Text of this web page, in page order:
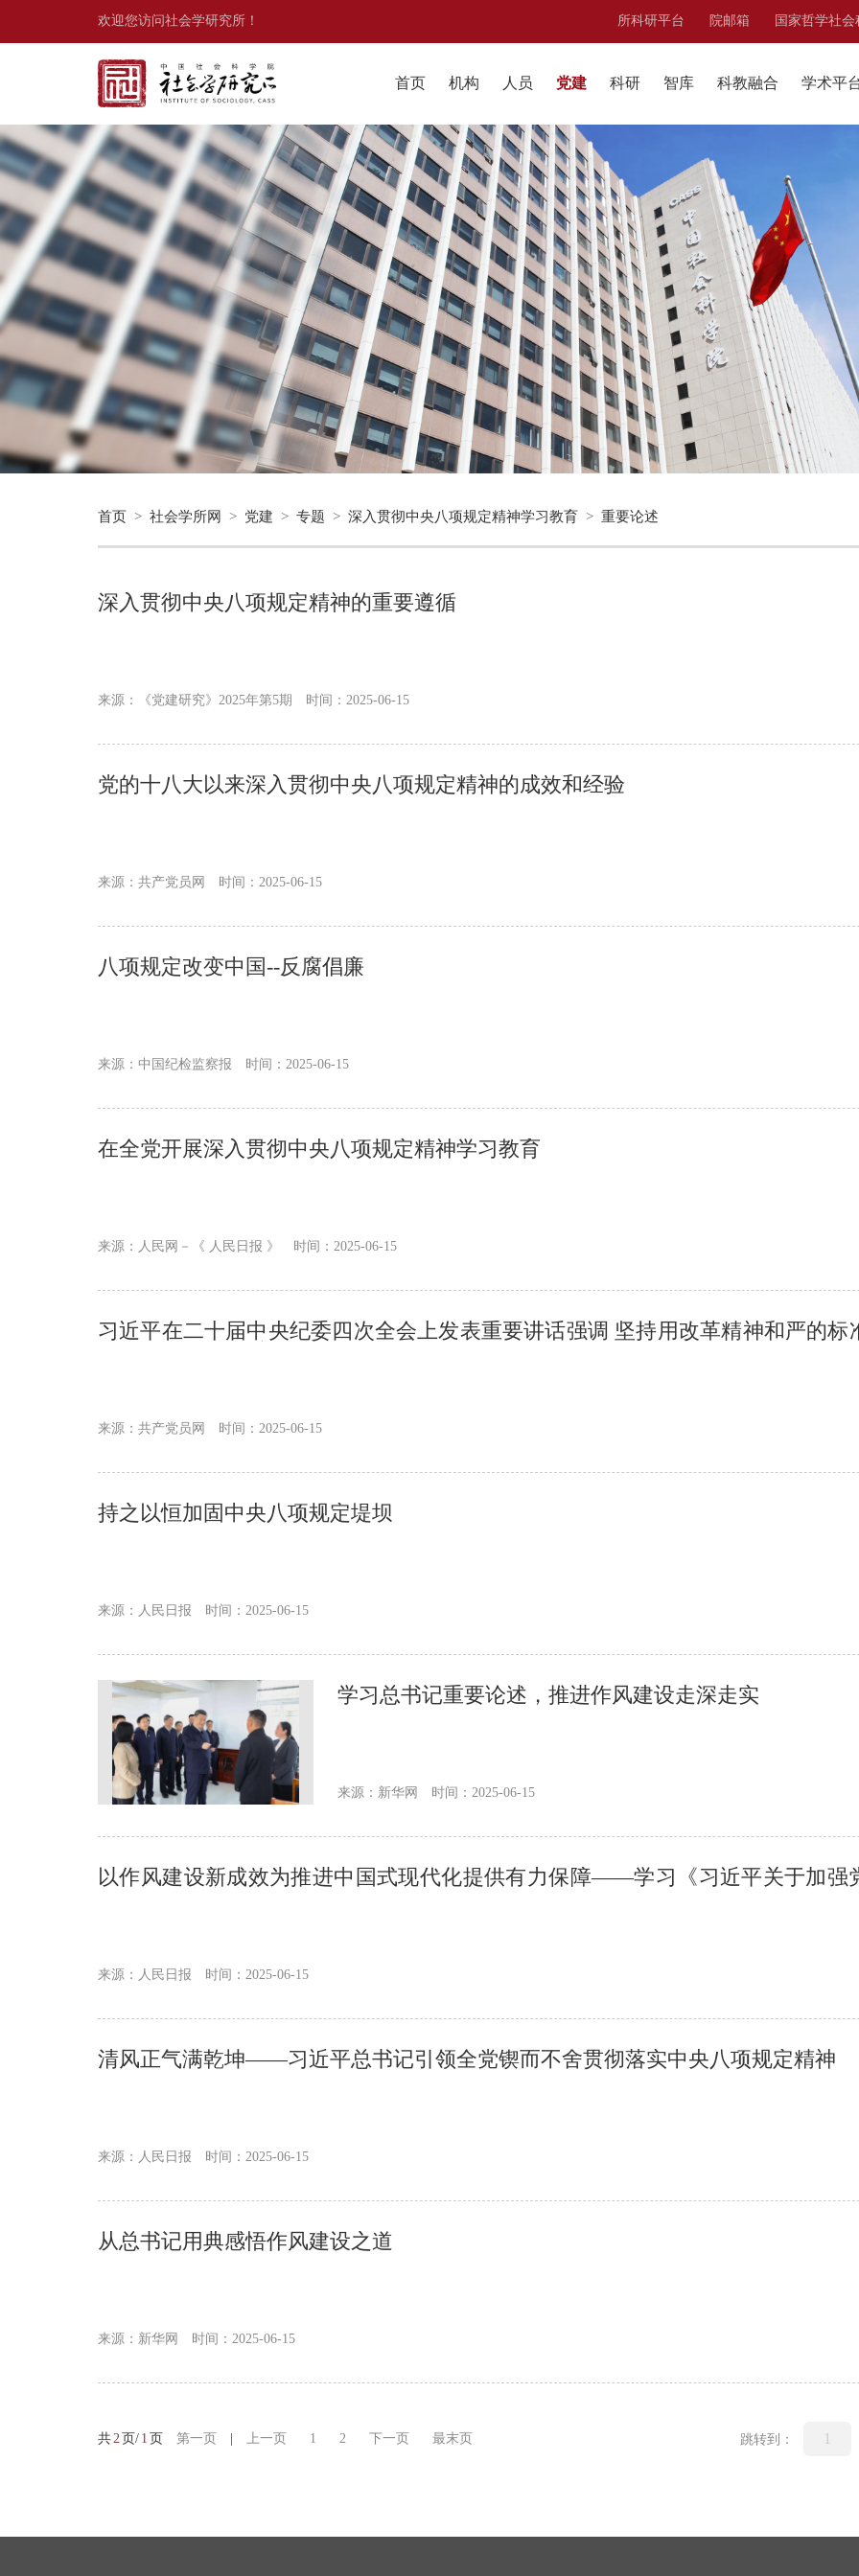
欢迎您访问社会学研究所！ 所科研平台 院邮箱 国家哲学社
首页 机构 人员 党建 科研 智库 科教融合 学术平
首页 > 社会学所网 > 党建 > 专题 > 深入贯彻中央八项规定精神学习教育 > 重要论述
深入贯彻中央八项规定精神的重要遵循
来源：《党建研究》2025年第5期 时间：2025-06-15
党的十八大以来深入贯彻中央八项规定精神的成效和经验
来源：共产党员网 时间：2025-06-15
八项规定改变中国--反腐倡廉
来源：中国纪检监察报 时间：2025-06-15
在全党开展深入贯彻中央八项规定精神学习教育
来源：人民网－《 人民日报 》 时间：2025-06-15
习近平在二十届中央纪委四次全会上发表重要讲话强调 坚持用改革精神和严的标
来源：共产党员网 时间：2025-06-15
持之以恒加固中央八项规定堤坝
来源：人民日报 时间：2025-06-15
学习总书记重要论述，推进作风建设走深走实
来源：新华网 时间：2025-06-15
以作风建设新成效为推进中国式现代化提供有力保障——学习《习近平关于加强
来源：人民日报 时间：2025-06-15
清风正气满乾坤——习近平总书记引领全党锲而不舍贯彻落实中央八项规定精神
来源：人民日报 时间：2025-06-15
从总书记用典感悟作风建设之道
来源：新华网 时间：2025-06-15
共 2 页/ 1 页 第一页 上一页 1 2 下一页 最末页 跳转到：